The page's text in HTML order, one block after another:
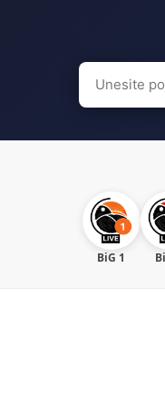
Search
for:
BiG 1